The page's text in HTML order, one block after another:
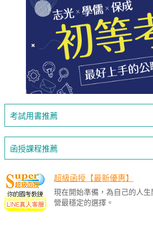
考試用書推薦
函授課程推薦
超級函授【最新優惠】
現在開始準備，為自己的人
營最穩定的選擇。